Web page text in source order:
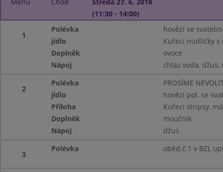
(11:30 - 14:00)
1
Polévka
hovězí se
jídlo
Kuřecí nudličky s
Doplněk
ovoce
Nápoj
chlaz.voda, džus,
2
Polévka
PROSÍME
jídlo
hovězí pol. se
Příloha
Kuřeci stripsy,
Doplněk
moučník
Nápoj
džus
3
Polévka oběd.č.1 v BZL